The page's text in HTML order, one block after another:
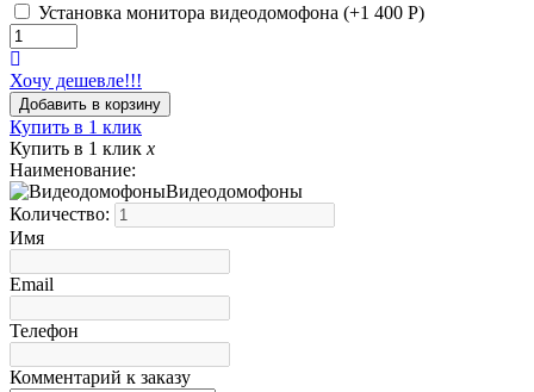
Установка монитора видеодомофона (+1 400 Р)
Хочу дешевле!!!
Купить в 1 клик
Купить в 1 клик x
Наименование:
Видеодомофоны
Количество:
Имя
Email
Телефон
Комментарий к заказу